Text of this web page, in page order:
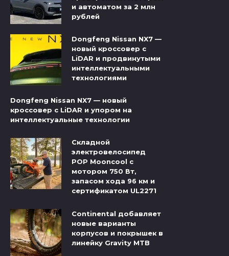
и автоматом за 2 млн
рублей
Dongfeng Nissan NX7 —
новый кроссовер с
LiDAR и продвинутыми
интеллектуальными
технологиями
Dongfeng Nissan NX7 — новый
кроссовер с LiDAR и упором на
интеллектуальные технологии
Складной
электровелосипед
POP Mooncool с
мотором 750 Вт,
запасом хода 96 км и
сертификатом UL2271
Continental добавляет
новые варианты
корпусов и покрышек в
линейку Gravity MTB